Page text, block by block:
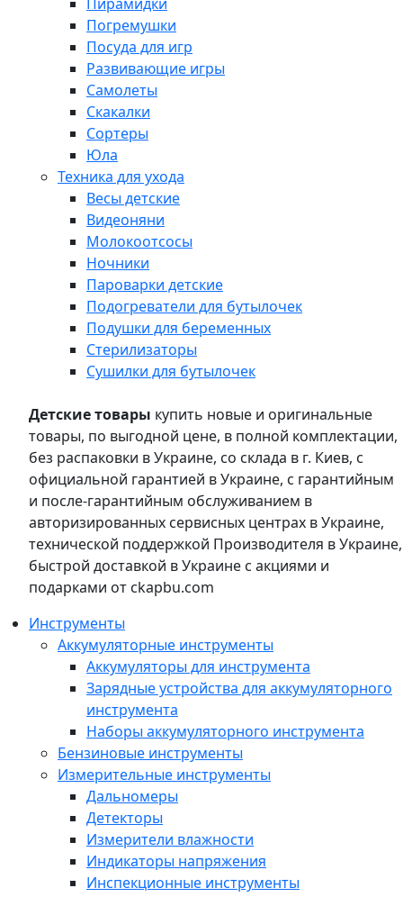
Погремушки
Посуда для игр
Развивающие игры
Самолеты
Скакалки
Сортеры
Юла
Техника для ухода
Весы детские
Видеоняни
Молокоотсосы
Ночники
Пароварки детские
Подогреватели для бутылочек
Подушки для беременных
Стерилизаторы
Сушилки для бутылочек
Детские товары купить новые и оригинальные
товары, по выгодной цене, в полной комплектации,
без распаковки в Украине, со склада в г. Киев, с
официальной гарантией в Украине, с гарантийным
и после-гарантийным обслуживанием в
авторизированных сервисных центрах в Украине,
технической поддержкой Производителя в Украине,
быстрой доставкой в Украине с акциями и
подарками от ckapbu.com
Инструменты
Аккумуляторные инструменты
Аккумуляторы для инструмента
Зарядные устройства для аккумуляторного
инструмента
Наборы аккумуляторного инструмента
Бензиновые инструменты
Измерительные инструменты
Дальномеры
Детекторы
Измерители влажности
Индикаторы напряжения
Инспекционные инструменты